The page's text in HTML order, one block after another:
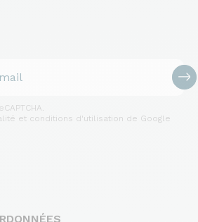
et conditions d'utilisation de Google